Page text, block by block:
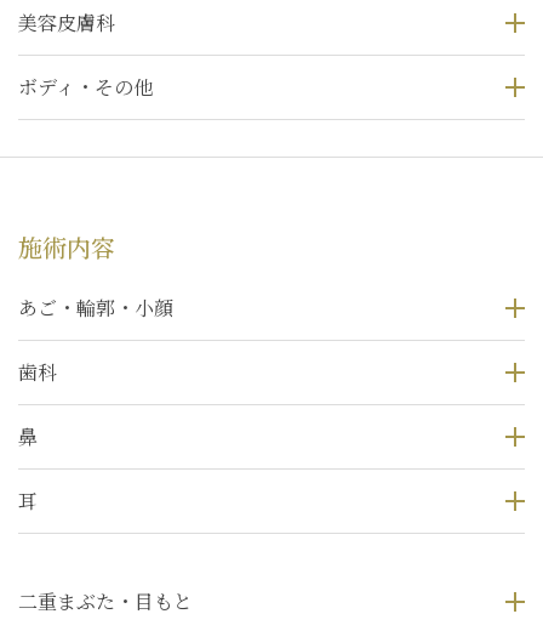
美容皮膚科
ボディ・その他
施術内容
あご・輪郭・小顔
歯科
鼻
耳
二重まぶた・目もと